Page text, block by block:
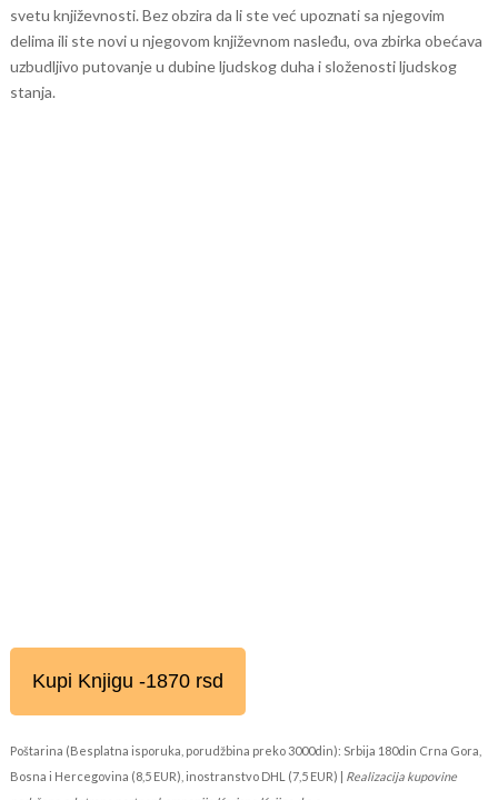
svetu književnosti. Bez obzira da li ste već upoznati sa njegovim
delima ili ste novi u njegovom književnom nasleđu, ova zbirka obećava
uzbudljivo putovanje u dubine ljudskog duha i složenosti ljudskog
stanja.
Kupi Knjigu -1870 rsd
Poštarina (Besplatna isporuka, porudžbina preko 3000din): Srbija 180din Crna Gora,
Bosna i Hercegovina (8,5 EUR), inostranstvo DHL (7,5 EUR) | Realizacija kupovine